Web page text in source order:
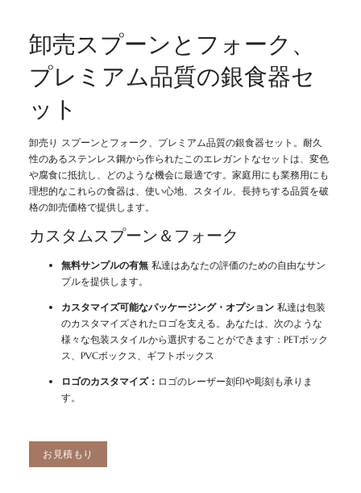
卸売スプーンとフォーク、
プレミアム品質の銀食器セ
ット
卸売り スプーンとフォーク、プレミアム品質の銀食器セット。耐久
性のあるステンレス鋼から作られたこのエレガントなセットは、変色
や腐食に抵抗し、どのような機会に最適です。家庭用にも業務用にも
理想的なこれらの食器は、使い心地、スタイル、長持ちする品質を破
格の卸売価格で提供します。
カスタムスプーン＆フォーク
無料サンプルの有無私達はあなたの評価のための自由なサン
プルを提供します。
カスタマイズ可能なパッケージング・オプション私達は包装
のカスタマイズされたロゴを支える。あなたは、次のような
様々な包装スタイルから選択することができます：PETボック
ス、PVCボックス、ギフトボックス
ロゴのカスタマイズ： ロゴのレーザー刻印や彫刻も承りま
す。
お見積もり